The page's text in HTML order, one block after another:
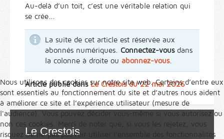
Au-delà d’un toit, c’est une véritable relation qui
se crée...
La suite de cet article est réservée aux
abonnés numériques. Connectez-vousdans
la colonne à droite ou abonnez-vous.
Article publié dansLe Crestois du 22 mai 2026
Le Crestois
Nous utilisons des cookies sur notre site web. Certains d’entre eux
sont essentiels au fonctionnement du site et d’autres nous aident
à améliorer ce site et l’expérience utilisateur (mesure de
l'audience). Vous pouvez décider vous-même si vous autorisez ou
non ces cookies. Merci de noter que, si vous les rejetez, vous
risquez de ne pas pouvoir utiliser l’ensemble des fonctionnalités